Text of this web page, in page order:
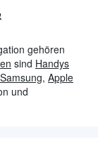
gehören
sind Handys
Samsung, Apple
und